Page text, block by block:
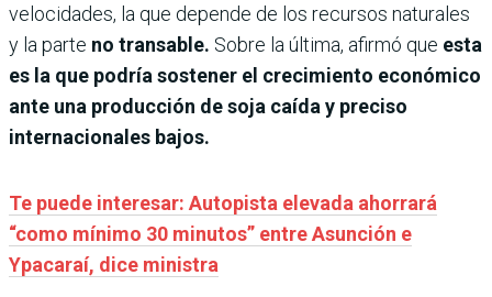
velocidades, la que depende de los recursos naturales
y la parte no transable. Sobre la última, afirmó que esta
es la que podría sostener el crecimiento económico
ante una producción de soja caída y preciso
internacionales bajos.
Te puede interesar: Autopista elevada ahorrará
“como mínimo 30 minutos” entre Asunción e
Ypacaraí, dice ministra